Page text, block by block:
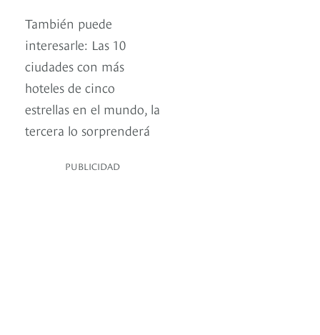
También puede
interesarle: Las 10
ciudades con más
hoteles de cinco
estrellas en el mundo, la
tercera lo sorprenderá
PUBLICIDAD